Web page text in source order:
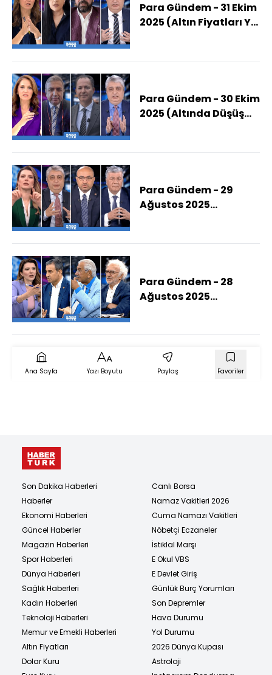
Para Gündem - 31 Ekim
2025 (Altın Fiyatları Yıl
Para Gündem - 30 Ekim
2025 (Altında Düşüş
Para Gündem - 29
Ağustos 2025
Nasıl Bir Düzenleme
Para Gündem - 28
Ağustos 2025
Ana Sayfa Yazı Boyutu Paylaş Favoriler
Son Dakika Haberleri
Haberler
Ekonomi Haberleri
Güncel Haberler
Magazin Haberleri
Spor Haberleri
Dünya Haberleri
Sağlık Haberleri
Kadın Haberleri
Teknoloji Haberleri
Memur ve Emekli Haberleri
Altın Fiyatları
Dolar Kuru
Canlı Borsa
Namaz Vakitleri 2026
Cuma Namazı Vakitleri
Nöbetçi Eczaneler
İstiklal Marşı
E Okul VBS
E Devlet Giriş
Günlük Burç Yorumları
Son Depremler
Hava Durumu
Yol Durumu
2026 Dünya Kupası
Astroloji